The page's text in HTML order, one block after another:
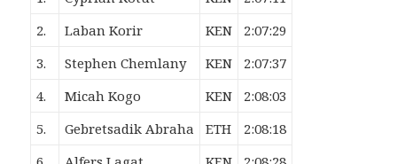
2.
Laban Korir KEN
2:07:29
3.
Stephen Chemlany KEN
2:07:37
4.
Micah Kogo KEN
2:08:03
5.
Gebretsadik Abraha ETH
2:08:18